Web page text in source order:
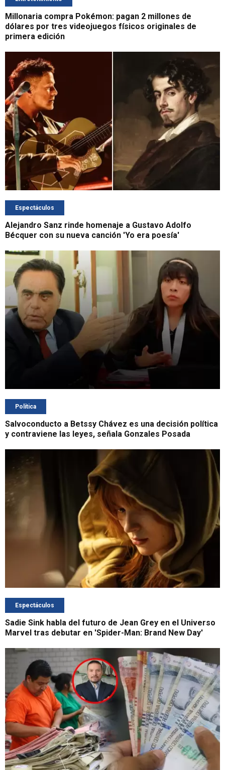
Millonaria compra Pokémon: pagan 2 millones de
dólares por tres videojuegos físicos originales de
primera edición
Espectáculos
Alejandro Sanz rinde homenaje a Gustavo Adolfo
Bécquer con su nueva canción 'Yo era poesía'
Política
Salvoconducto a Betssy Chávez es una decisión política
y contraviene las leyes, señala Gonzales Posada
Espectáculos
Sadie Sink habla del futuro de Jean Grey en el Universo
Marvel tras debutar en 'Spider-Man: Brand New Day'